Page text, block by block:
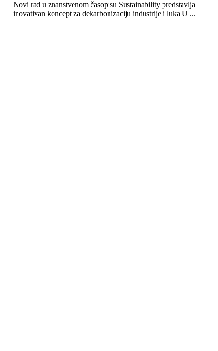
Novi rad u znanstvenom časopisu Sustainability predstavlja
inovativan koncept za dekarbonizaciju industrije i luka U ...